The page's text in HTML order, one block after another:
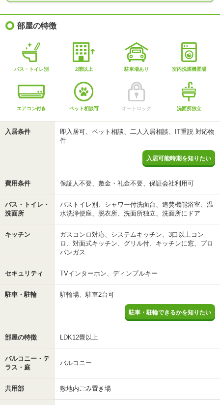
部屋の特徴
バス・トイレ別 2階以上 駐車場あり 室内洗濯機置場
エアコン付き ペット相談可 オートロック 洗面所独立
入居条件
即入居可、ペット相談、二人入居相談、IT重説 対応物
件
入居可能時期を知りたい
費用条件 保証人不要、敷金・礼金不要、保証会社利用可
バス・トイレ・
洗面所
バストイレ別、シャワー付洗面台、追焚機能浴室、温
水洗浄便座、脱衣所、洗面所独立、洗面所にドア
キッチン
ガスコンロ対応、システムキッチン、3口以上コン
ロ、対面式キッチン、グリル付、キッチンに窓、プロ
パンガス
セキュリティ TVインターホン、ディンプルキー
駐車・駐輪 駐輪場、駐車2台可
駐車・駐輪できるかを知りたい
部屋の特徴 LDK12畳以上
バルコニー・テ
ラス・庭
バルコニー
共用部 敷地内ごみ置き場